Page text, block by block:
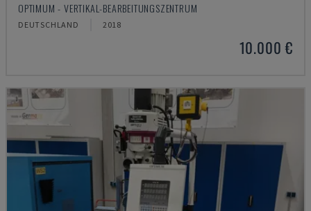
OPTIMUM - VERTIKAL-BEARBEITUNGSZENTRUM
DEUTSCHLAND 2018
10.000 €